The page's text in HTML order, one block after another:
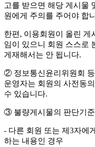
고를 받으면 해당 게시물
원에게 주의를 주어야 합
한편, 이용회원이 올린 게
임이 있으니 회원 스스로
게재해서는 안 됩니다.
② 정보통신윤리위원회
운영자는 회원의 사전동
수 있습니다.
③ 불량게시물의 판단기
- 다른 회원 또는 제3자에
하는 내용인 경우